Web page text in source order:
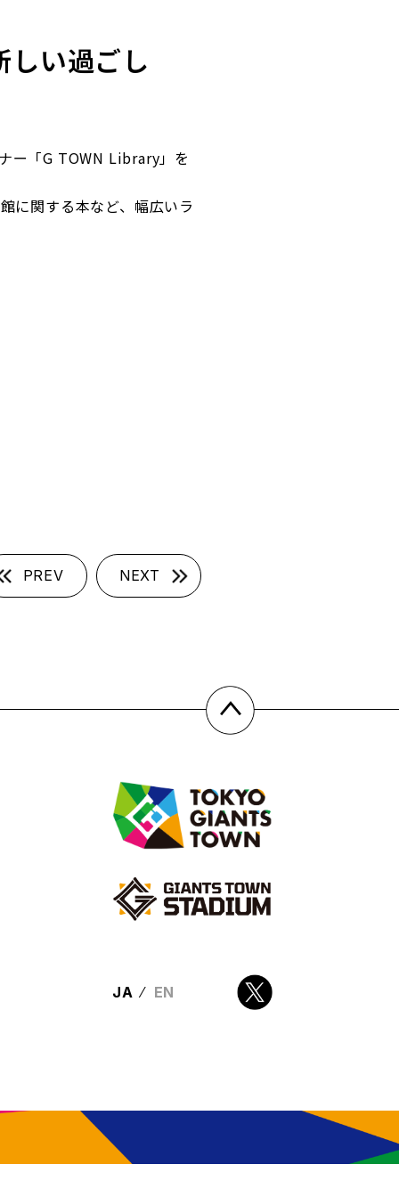
い過ごし
ー「G TOWN Library」を
に関する本など、幅広いラ
PREV NEXT
JA ⁄ EN